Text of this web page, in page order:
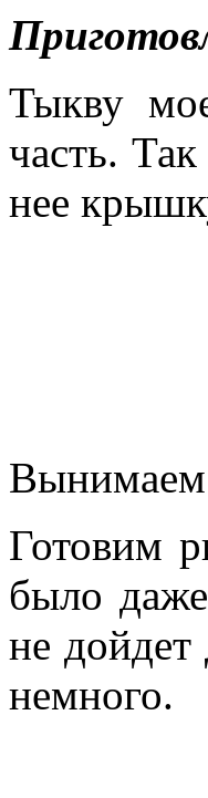
Тыкву
часть.
нее
Вынимаем
Готовим
было
не дойдет
немного.